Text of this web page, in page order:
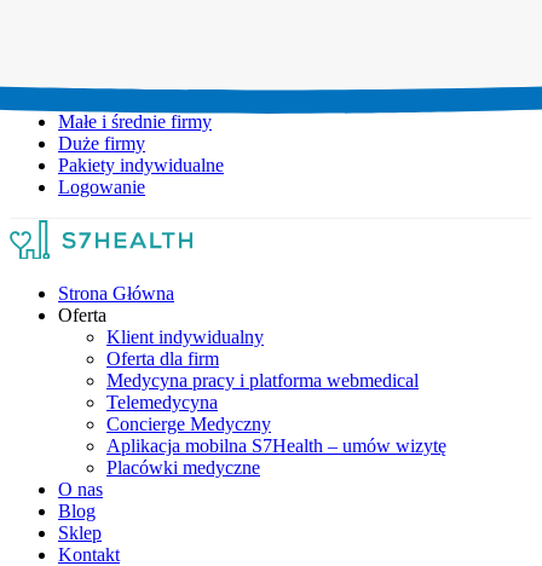
Małe i średnie firmy
Duże firmy
Pakiety indywidualne
Logowanie
Strona Główna
Oferta
Klient indywidualny
Oferta dla firm
Medycyna pracy i platforma webmedical
Telemedycyna
Concierge Medyczny
Aplikacja mobilna S7Health – umów wizytę
Placówki medyczne
O nas
Blog
Sklep
Kontakt